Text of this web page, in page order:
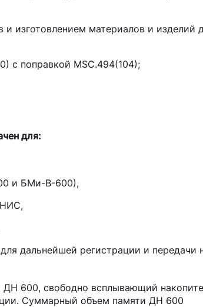
изготовлением материалов и изделий
с поправкой MSC.494(104);
для:
и БМи-В-600),
дальнейшей регистрации и передачи
ДН 600, свободно всплывающий
Суммарный объем памяти ДН 600